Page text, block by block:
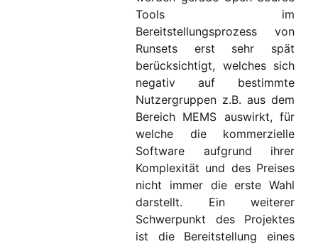
Tools im
Bereitstellungsprozess von
Runsets erst sehr spät
berücksichtigt, welches sich
negativ auf bestimmte
Nutzergruppen z.B. aus dem
Bereich MEMS auswirkt, für
welche die kommerzielle
Software aufgrund ihrer
Komplexität und des Preises
nicht immer die erste Wahl
darstellt. Ein weiterer
Schwerpunkt des Projektes
ist die Bereitstellung eines